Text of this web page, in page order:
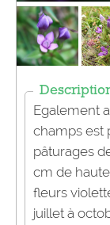
Egalement
champs est
pâturages
cm de
fleurs
juillet à